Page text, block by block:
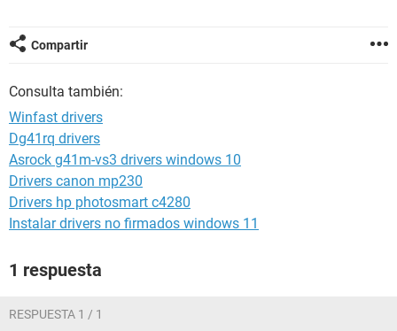
Compartir
Consulta también:
Winfast drivers
Dg41rq drivers
Asrock g41m-vs3 drivers windows 10
Drivers canon mp230
Drivers hp photosmart c4280
Instalar drivers no firmados windows 11
1 respuesta
RESPUESTA 1 / 1